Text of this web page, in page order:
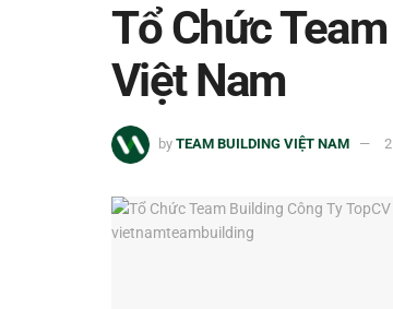
Tổ Chức
Việt Nam
by TEAM BUILDING VIỆT NAM